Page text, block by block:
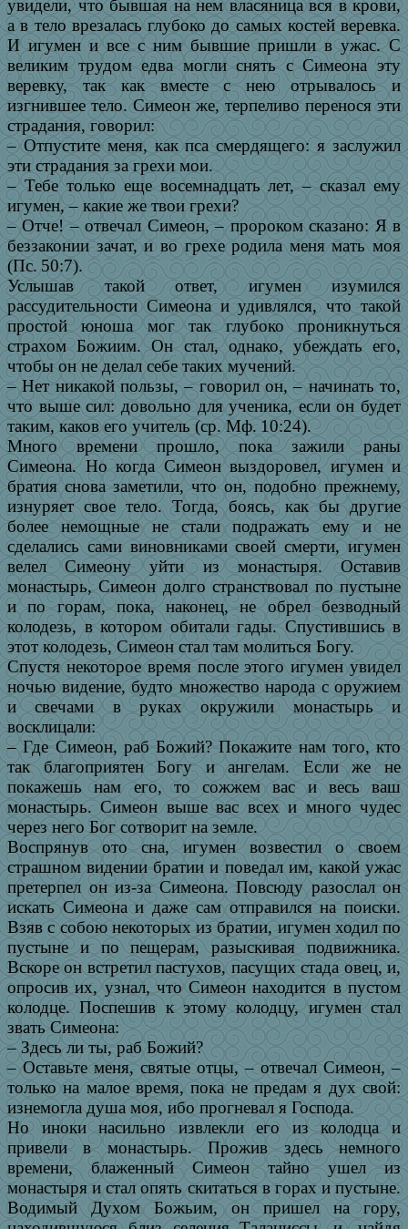
увидели, что бывшая на нем власяница вся в крови,
а в тело врезалась глубоко до самых костей веревка.
И игумен и все с ним бывшие пришли в ужас. С
великим трудом едва могли снять с Симеона эту
веревку, так как вместе с нею отрывалось и
изгнившее тело. Симеон же, терпеливо перенося эти
страдания, говорил:
– Отпустите меня, как пса смердящего: я заслужил
эти страдания за грехи мои.
– Тебе только еще восемнадцать лет, – сказал ему
игумен, – какие же твои грехи?
– Отче! – отвечал Симеон, – пророком сказано: Я в
беззаконии зачат, и во грехе родила меня мать моя
(Пс. 50:7).
Услышав такой ответ, игумен изумился
рассудительности Симеона и удивлялся, что такой
простой юноша мог так глубоко проникнуться
страхом Божиим. Он стал, однако, убеждать его,
чтобы он не делал себе таких мучений.
– Нет никакой пользы, – говорил он, – начинать то,
что выше сил: довольно для ученика, если он будет
таким, каков его учитель (ср. Мф. 10:24).
Много времени прошло, пока зажили раны
Симеона. Но когда Симеон выздоровел, игумен и
братия снова заметили, что он, подобно прежнему,
изнуряет свое тело. Тогда, боясь, как бы другие
более немощные не стали подражать ему и не
сделались сами виновниками своей смерти, игумен
велел Симеону уйти из монастыря. Оставив
монастырь, Симеон долго странствовал по пустыне
и по горам, пока, наконец, не обрел безводный
колодезь, в котором обитали гады. Спустившись в
этот колодезь, Симеон стал там молиться Богу.
Спустя некоторое время после этого игумен увидел
ночью видение, будто множество народа с оружием
и свечами в руках окружили монастырь и
восклицали:
– Где Симеон, раб Божий? Покажите нам того, кто
так благоприятен Богу и ангелам. Если же не
покажешь нам его, то сожжем вас и весь ваш
монастырь. Симеон выше вас всех и много чудес
через него Бог сотворит на земле.
Воспрянув ото сна, игумен возвестил о своем
страшном видении братии и поведал им, какой ужас
претерпел он из-за Симеона. Повсюду разослал он
искать Симеона и даже сам отправился на поиски.
Взяв с собою некоторых из братии, игумен ходил по
пустыне и по пещерам, разыскивая подвижника.
Вскоре он встретил пастухов, пасущих стада овец, и,
опросив их, узнал, что Симеон находится в пустом
колодце. Поспешив к этому колодцу, игумен стал
звать Симеона:
– Здесь ли ты, раб Божий?
– Оставьте меня, святые отцы, – отвечал Симеон, –
только на малое время, пока не предам я дух свой:
изнемогла душа моя, ибо прогневал я Господа.
Но иноки насильно извлекли его из колодца и
привели в монастырь. Прожив здесь немного
времени, блаженный Симеон тайно ушел из
монастыря и стал опять скитаться в горах и пустыне.
Водимый Духом Божьим, он пришел на гору,